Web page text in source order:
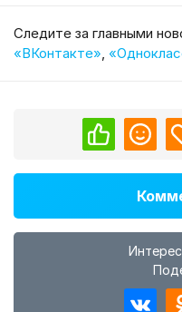
Cледите за главными
«ВКонтакте»,